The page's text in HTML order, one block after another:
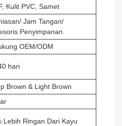
Kulit PVC, Samet
Jam Tangan/
Penyimpanan
OEM/ODM
hari
Brown & Light Brown
Lebih Ringan Dari Kayu